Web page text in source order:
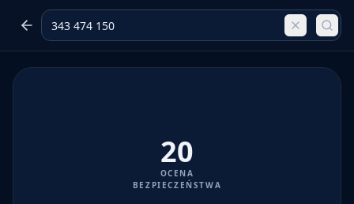
20
OCENA
BEZPIECZEŃSTWA